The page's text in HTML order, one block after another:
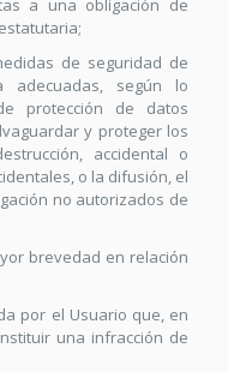
a una obligación de
de seguridad de
adecuadas, según lo
protección de datos
y proteger los
accidental o
o la difusión, el
no autorizados de
brevedad en relación
por el Usuario que, en
una infracción de